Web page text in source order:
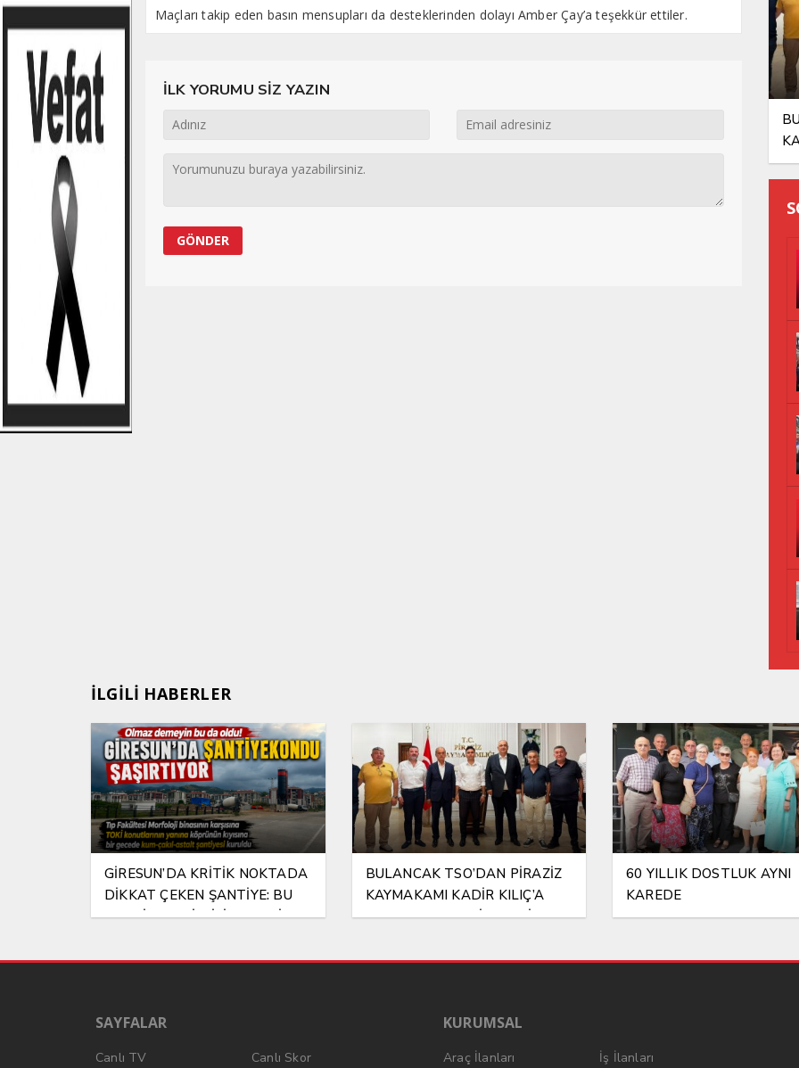
Maçları takip eden basın mensupları da desteklerinden dolayı Amber Çay’a teşekkür ettiler.
İLK YORUMU SİZ YAZIN
İLGİLİ HABERLER
GİRESUN’DA KRİTİK NOKTADA
DİKKAT ÇEKEN ŞANTİYE: BU
ŞANTİYEYE KİM İZİN VERDİ?
BULANCAK TSO’DAN PİRAZİZ
KAYMAKAMI KADİR KILIÇ’A
HAYIRLI OLSUN ZİYARETİ
60 YILLIK DOSTLUK AYNI
KAREDE
SAYFALAR
Canlı TV Canlı Skor
KURUMSAL
Araç İlanları İş İlanları